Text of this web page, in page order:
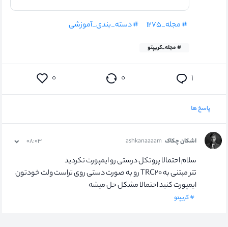
# مجله_۱۲۷۵ # دسته_بندی_آموزشی
# مجله_کریپتو
۱ ۰ ۰
پاسخ ها
اشکان چکاک ashkanaaaam ۰۸:۰۳
سلام احتمالا پروتکل درستی رو ایمپورت نکردید
تتر مبتنی به TRC۲۰ رو به صورت دستی روی تراست ولت خودتون
ایمپورت کنید احتمالا مشکل حل میشه
# کریپتو